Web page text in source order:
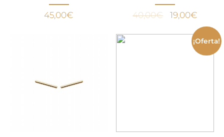
45,00€ 40,00€
El
original
19,00€
precio
actual
es:
¡Oferta!